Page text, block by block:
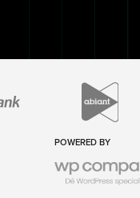
POWERED BY